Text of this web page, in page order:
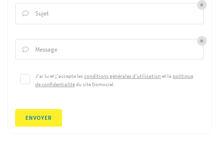
 Sujet
 Message
J'ai lu et j'accepte les conditions générales d'utilisation et la politique
de confidentialitédu site Domociel.
ENVOYER